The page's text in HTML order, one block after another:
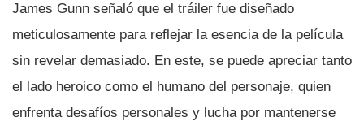
James Gunn señaló que el tráiler fue diseñado
meticulosamente para reflejar la esencia de la película
sin revelar demasiado. En este, se puede apreciar tanto
el lado heroico como el humano del personaje, quien
enfrenta desafíos personales y lucha por mantenerse